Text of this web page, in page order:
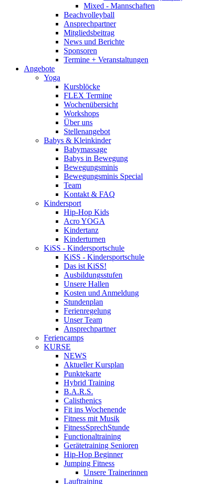
Mixed - Mannschaften
Beachvolleyball
Ansprechpartner
Mitgliedsbeitrag
News und Berichte
Sponsoren
Termine + Veranstaltungen
Angebote
Yoga
Kursblöcke
FLEX Termine
Wochenübersicht
Workshops
Über uns
Stellenangebot
Babys & Kleinkinder
Babymassage
Babys in Bewegung
Bewegungsminis
Bewegungsminis Special
Team
Kontakt & FAQ
Kindersport
Hip-Hop Kids
Acro YOGA
Kindertanz
Kinderturnen
KiSS - Kindersportschule
KiSS - Kindersportschule
Das ist KiSS!
Ausbildungsstufen
Unsere Hallen
Kosten und Anmeldung
Stundenplan
Ferienregelung
Unser Team
Ansprechpartner
Feriencamps
KURSE
NEWS
Aktueller Kursplan
Punktekarte
Hybrid Training
B.A.R.S.
Calisthenics
Fit ins Wochenende
Fitness mit Musik
FitnessSprechStunde
Functionaltraining
Gerätetraining Senioren
Hip-Hop Beginner
Jumping Fitness
Unsere Trainerinnen
Lauftraining